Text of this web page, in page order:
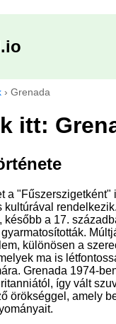
› Grenada
itt:
a "Fűszerszigetként"
kultúrával
később a 17.
különösen a
ma is
Grenada 1974-
így vált
örökséggel, amely